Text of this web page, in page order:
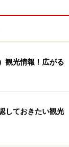
北京
較
比較
比較
観光情報！広がる
しておきたい観光